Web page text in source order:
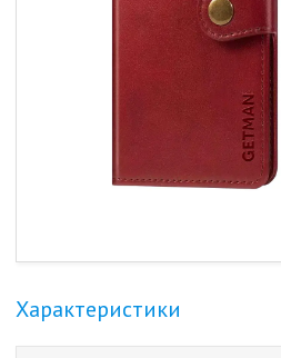
Характеристики